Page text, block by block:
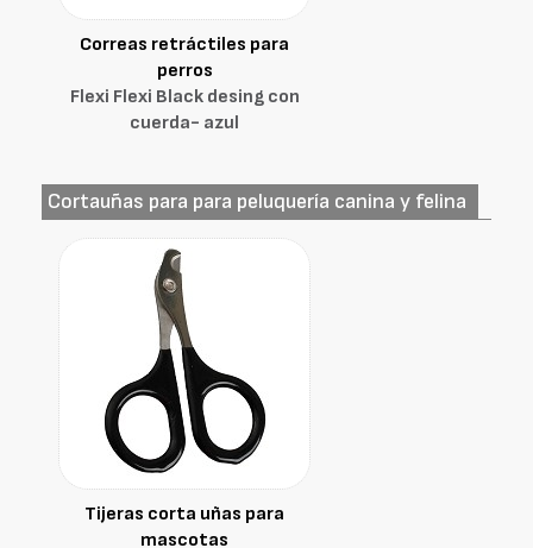
Correas retráctiles para
perros
Flexi Flexi Black desing con
cuerda- azul
Cortauñas para para peluquería canina y felina
Tijeras corta uñas para
mascotas